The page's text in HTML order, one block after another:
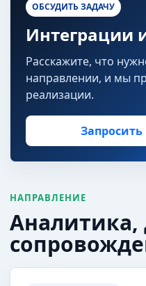
ОБСУДИТЬ ЗАДАЧУ
Интеграции
Расскажите, что
направлении, и мы
реализации.
НАПРАВЛЕНИЕ
Аналитика,